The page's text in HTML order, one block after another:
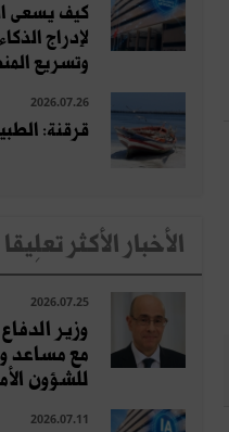
كيف يسعى
لإدراج
وتسريع
2026.07.26
قرقنة:
الأخبار الأكثر تعلِيقا
2026.07.25
وزير
مع مساعد
للشؤون
2026.07.11